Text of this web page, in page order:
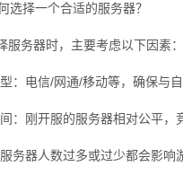
选择一个合适的服务器？
服务器时，主要考虑以下因素：
：电信/网通/移动等，确保与
：刚开服的服务器相对公平，
务器人数过多或过少都会影响